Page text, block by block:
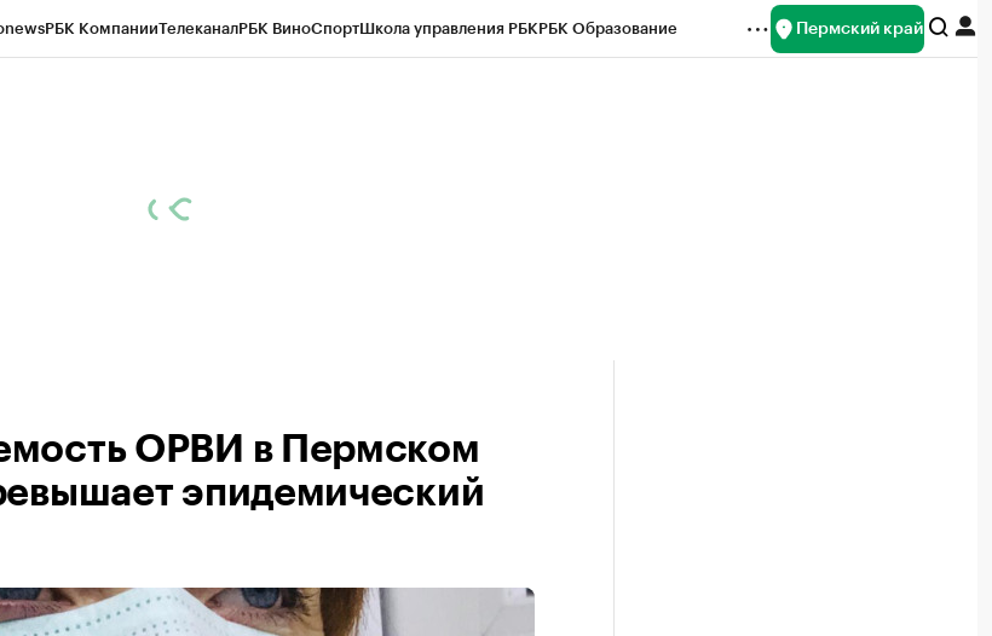
РБК КомпанииТелеканалРБК ВиноСпортШкола управления РБКРБК Образование Пермский край
ОРВИ в Пермском
эпидемический